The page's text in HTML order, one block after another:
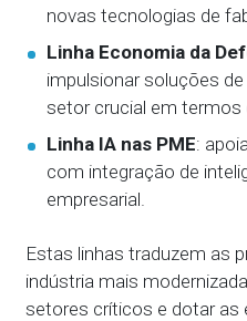
novas tecnologias de
Linha Economia da
impulsionar soluções
setor crucial em termos
Linha IA nas PME:
com integração de
empresarial.
Estas linhas traduzem as
indústria mais
setores críticos e dotar as